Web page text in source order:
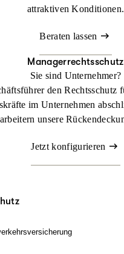
attraktiven Konditionen.
Beraten lassen
Managerrechtsschutz
Sie sind Unternehmer?
den Rechtsschutz
im Unternehmen
unsere
Jetzt konfigurieren